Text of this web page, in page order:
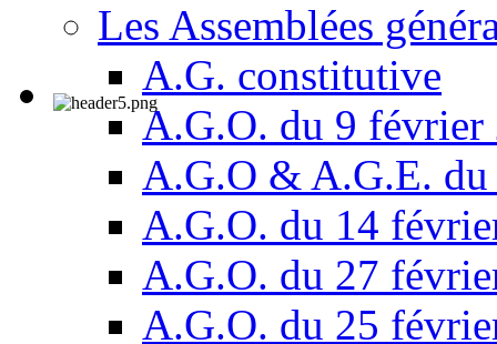
Les Assemblées
A.G. constitutive
A.G.O. du 9 février
A.G.O & A.G.E.
A.G.O. du 14
A.G.O. du 27
A.G.O. du 25